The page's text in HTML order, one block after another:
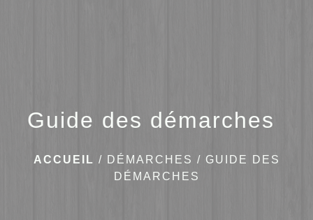
Guide des démarches
ACCUEIL / DÉMARCHES / GUIDE DES
DÉMARCHES